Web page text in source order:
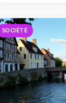
SOCIÉTÉ